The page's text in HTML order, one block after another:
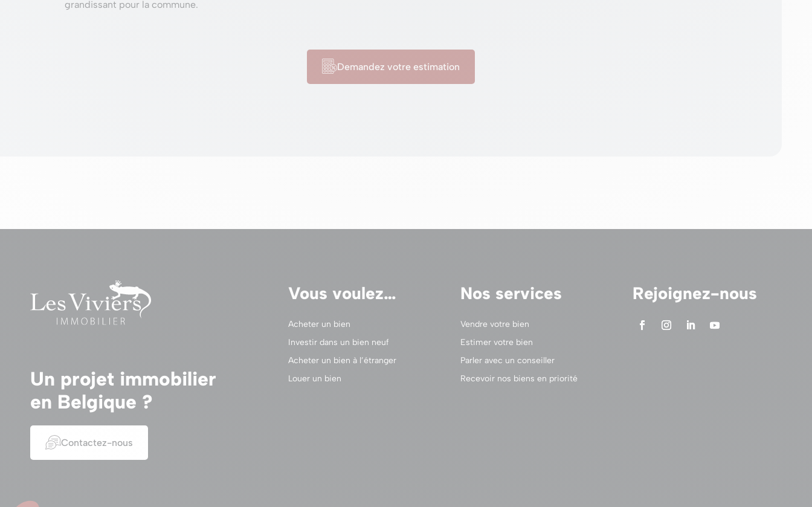
grandissant pour la commune.
Demandez votre estimation
Un projet immobilier
en Belgique ?
Contactez-nous
Vous voulez…
Acheter un bien
Investir dans un bien neuf
Acheter un bien à l’étranger
Louer un bien
Nos services
Vendre votre bien
Estimer votre bien
Parler avec un conseiller
Recevoir nos biens en priorité
Rejoignez-nous